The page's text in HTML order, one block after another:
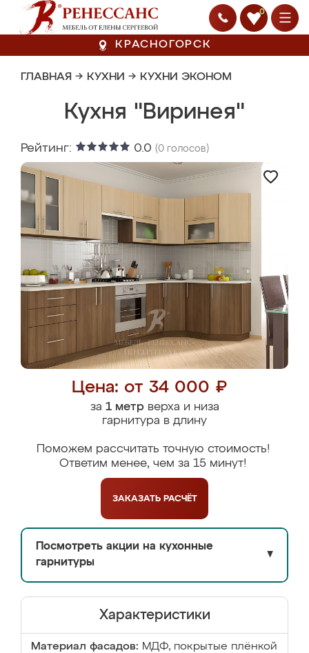
0
КРАСНОГОРСК
ГЛАВНАЯ → КУХНИ → КУХНИ ЭКОНОМ
Кухня "Виринея"
Рейтинг: 0.0 (0 голосов)
Цена: от 34 000 ₽
за 1 метрверха и низа
гарнитура в длину
Поможем рассчитать точную стоимость!
Ответим менее, чем за 15 минут!
ЗАКАЗАТЬ РАСЧЁТ
Посмотреть акции на кухонные
гарнитуры
▼
Характеристики
Материал фасадов: МДФ, покрытые плёнкой